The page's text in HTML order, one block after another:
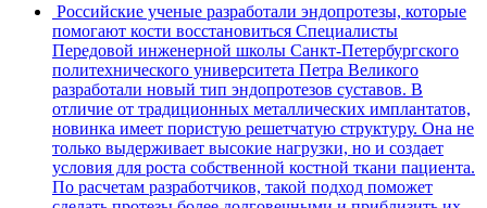
Российские ученые разработали эндопротезы, которые
помогают кости восстановиться Специалисты
Передовой инженерной школы Санкт-Петербургского
политехнического университета Петра Великого
разработали новый тип эндопротезов суставов. В
отличие от традиционных металлических имплантатов,
новинка имеет пористую решетчатую структуру. Она не
только выдерживает высокие нагрузки, но и создает
условия для роста собственной костной ткани пациента.
По расчетам разработчиков, такой подход поможет